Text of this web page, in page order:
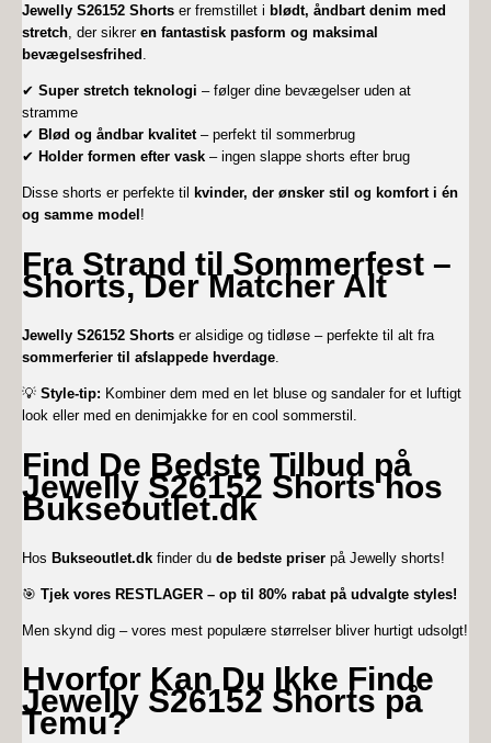
Jewelly S26152 Shorts er fremstillet i blødt, åndbart denim med
stretch , der sikrer en fantastisk pasform og maksimal
bevægelsesfrihed
✔ Super stretch teknologi – følger dine bevægelser uden at
stramme
✔ Blød og åndbar kvalitet – perfekt til sommerbrug
✔ Holder formen efter vask – ingen slappe shorts efter brug
Disse shorts er perfekte til
kvinder, der ønsker stil og komfort i én
og samme model !
Fra Strand til Sommerfest –
Shorts, Der Matcher Alt
Jewelly S26152 Shorts er alsidige og tidløse – perfekte til alt fra
sommerferier til afslappede hverdage
💡 Style-tip: Kombiner dem med en let bluse og sandaler for et luftigt
look eller med en denimjakke for en cool sommerstil.
Find De Bedste Tilbud på
Jewelly S26152 Shorts hos
Bukseoutlet.dk
Hos Bukseoutlet.dk finder du de bedste priser på Jewelly shorts!
🎯 Tjek vores RESTLAGER – op til 80% rabat på udvalgte styles!
Men skynd dig – vores mest populære størrelser bliver hurtigt udsolgt!
Hvorfor Kan Du Ikke Finde
Jewelly S26152 Shorts på
Temu?